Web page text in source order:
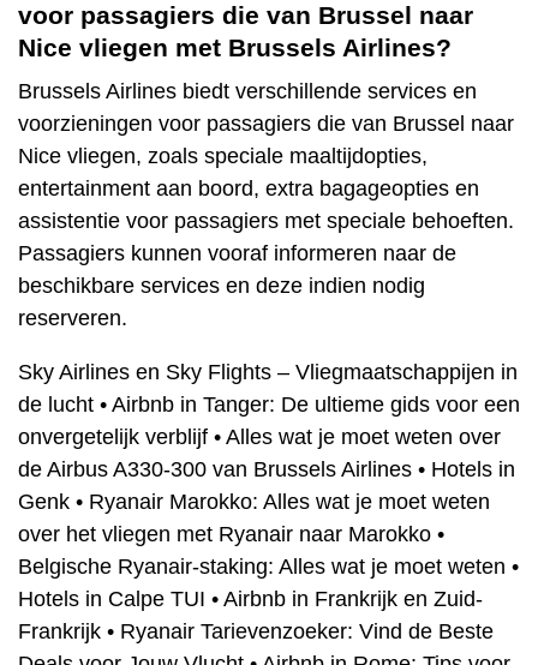
voor passagiers die van Brussel naar
Nice vliegen met Brussels Airlines?
Brussels Airlines biedt verschillende services en
voorzieningen voor passagiers die van Brussel naar
Nice vliegen, zoals speciale maaltijdopties,
entertainment aan boord, extra bagageopties en
assistentie voor passagiers met speciale behoeften.
Passagiers kunnen vooraf informeren naar de
beschikbare services en deze indien nodig
reserveren.
Sky Airlines en Sky Flights – Vliegmaatschappijen in
de lucht • Airbnb in Tanger: De ultieme gids voor een
onvergetelijk verblijf • Alles wat je moet weten over
de Airbus A330-300 van Brussels Airlines • Hotels in
Genk • Ryanair Marokko: Alles wat je moet weten
over het vliegen met Ryanair naar Marokko •
Belgische Ryanair-staking: Alles wat je moet weten •
Hotels in Calpe TUI • Airbnb in Frankrijk en Zuid-
Frankrijk • Ryanair Tarievenzoeker: Vind de Beste